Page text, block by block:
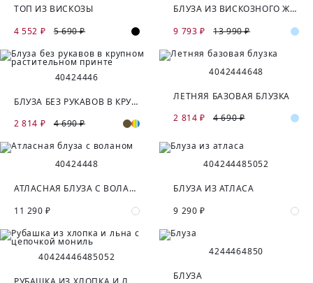
ТОП ИЗ ВИСКОЗЫ
4 552 ₽
5 690 ₽
БЛУЗА ИЗ ВИСКОЗНОГО ЖАККАРДА
9 793 ₽
13 990 ₽
40424446
БЛУЗА БЕЗ РУКАВОВ В КРУПНОМ РАСТИТЕЛЬНОМ ПРИНТЕ
2 814 ₽
4 690 ₽
4042444648
ЛЕТНЯЯ БАЗОВАЯ БЛУЗКА
2 814 ₽
4 690 ₽
40424448
АТЛАСНАЯ БЛУЗА С ВОЛАНОМ
11 290 ₽
404244485052
БЛУЗА ИЗ АТЛАСА
9 290 ₽
40424446485052 4244464850
БЛУЗА